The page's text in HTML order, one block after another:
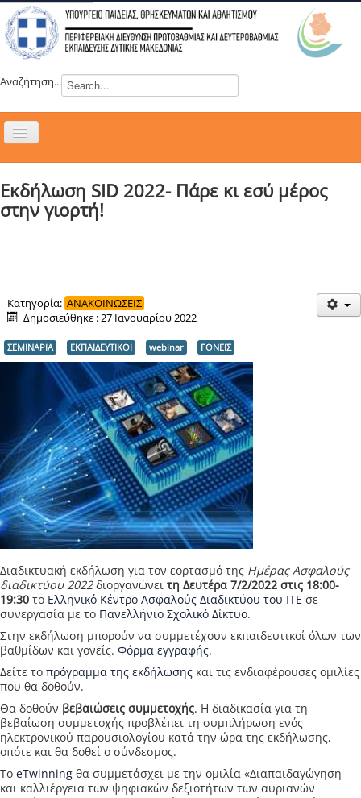
Αναζήτηση...
Εναλλαγή
ΝΕΑ
ΣΥΜΒΟΥΛΙΑ
ΔΡΑΣΕΙΣ
ΕΠΙΚΟΙΝΩΝΙΑ
ΕΞ ΑΠΟΣΤΑΣΕΩΣ ΕΚΠΑΙΔΕΥΣΗ
Εκδήλωση SID 2022- Πάρε κι εσύ μέρος
στην γιορτή!
Κατηγορία: ΑΝΑΚΟΙΝΩΣΕΙΣ
Δημοσιεύθηκε : 27 Ιανουαρίου 2022
ΣΕΜΙΝΑΡΙΑ ΕΚΠΑΙΔΕΥΤΙΚΟΙ webinar ΓΟΝΕΙΣ
Διαδικτυακή εκδήλωση για τον εορτασμό της Ημέρας Ασφαλούς
διαδικτύου 2022διοργανώνει τη Δευτέρα 7/2/2022 στις 18:00-
19:30 το Ελληνικό Κέντρο Ασφαλούς Διαδικτύου του ΙΤΕ σε
συνεργασία με το Πανελλήνιο Σχολικό Δίκτυο.
Στην εκδήλωση μπορούν να συμμετέχουν εκπαιδευτικοί όλων των
βαθμίδων και γονείς. Φόρμα εγγραφής.
Δείτε το πρόγραμμα της εκδήλωσης και τις ενδιαφέρουσες ομιλίες
που θα δοθούν.
Θα δοθούν βεβαιώσεις συμμετοχής. Η διαδικασία για τη
βεβαίωση συμμετοχής προβλέπει τη συμπλήρωση ενός
ηλεκτρονικού παρουσιολογίου κατά την ώρα της εκδήλωσης,
οπότε και θα δοθεί ο σύνδεσμος.
Το eTwinning θα συμμετάσχει με την ομιλία «Διαπαιδαγώγηση
και καλλιέργεια των ψηφιακών δεξιοτήτων των αυριανών